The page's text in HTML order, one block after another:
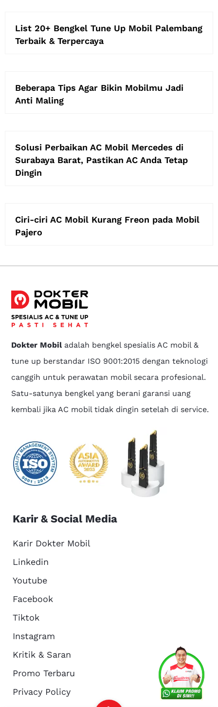
About Us
List 20+ Bengkel Tune Up Mobil Palembang
Terbaik & Terpercaya
Beberapa Tips Agar Bikin Mobilmu Jadi
Anti Maling
Solusi Perbaikan AC Mobil Mercedes di
Surabaya Barat, Pastikan AC Anda Tetap
Dingin
Ciri-ciri AC Mobil Kurang Freon pada Mobil
Pajero
Dokter Mobiladalah bengkel spesialis AC mobil &
tune up berstandar ISO 9001:2015 dengan teknologi
canggih untuk perawatan mobil secara profesional.
Satu-satunya bengkel yang berani garansi uang
kembali jika AC mobil tidak dingin setelah di service.
Karir & Social Media
Karir Dokter Mobil
Linkedin
Youtube
Facebook
Tiktok
Instagram
Kritik & Saran
Promo Terbaru
Privacy Policy